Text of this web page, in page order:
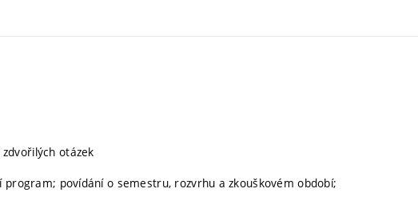
otázek
povídání o semestru, rozvrhu a zkouškovém období;